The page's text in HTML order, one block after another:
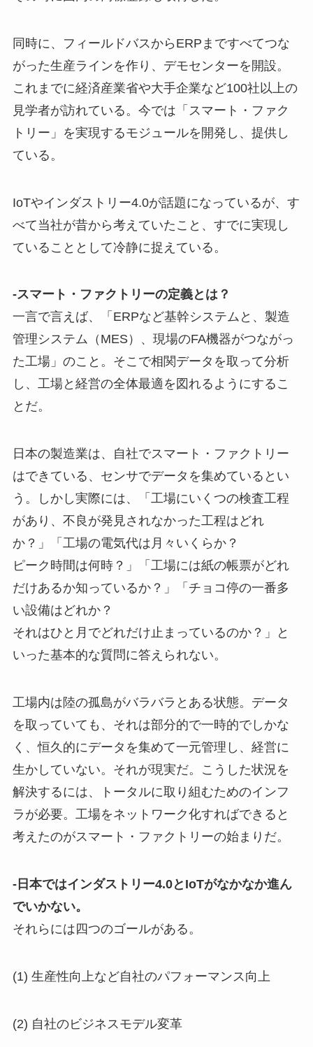
同時に、フィールドバスからERPまですべてつな
がった生産ラインを作り、デモセンターを開設。
これまでに経済産業省や大手企業など100社以上の
見学者が訪れている。今では「スマート・ファク
トリー」を実現するモジュールを開発し、提供し
ている。
IoTやインダストリー4.0が話題になっているが、す
べて当社が昔から考えていたこと、すでに実現し
ていることとして冷静に捉えている。
-スマート・ファクトリーの定義とは？
一言で言えば、「ERPなど基幹システムと、製造
管理システム（MES）、現場のFA機器がつながっ
た工場」のこと。そこで相関データを取って分析
し、工場と経営の全体最適を図れるようにするこ
とだ。
日本の製造業は、自社でスマート・ファクトリー
はできている、センサでデータを集めているとい
う。しかし実際には、「工場にいくつの検査工程
があり、不良が発見されなかった工程はどれ
か？」「工場の電気代は月々いくらか？
ピーク時間は何時？」「工場には紙の帳票がどれ
だけあるか知っているか？」「チョコ停の一番多
い設備はどれか？
それはひと月でどれだけ止まっているのか？」と
いった基本的な質問に答えられない。
工場内は陸の孤島がバラバラとある状態。データ
を取っていても、それは部分的で一時的でしかな
く、恒久的にデータを集めて一元管理し、経営に
生かしていない。それが現実だ。こうした状況を
解決するには、トータルに取り組むためのインフ
ラが必要。工場をネットワーク化すればできると
考えたのがスマート・ファクトリーの始まりだ。
-日本ではインダストリー4.0とIoTがなかなか進ん
でいかない。
それらには四つのゴールがある。
(1) 生産性向上など自社のパフォーマンス向上
(2) 自社のビジネスモデル変革